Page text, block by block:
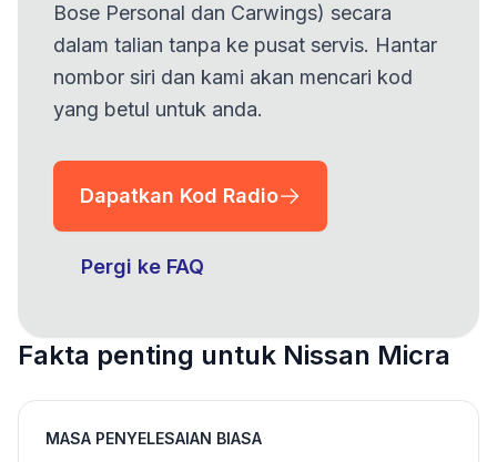
Bose Personal dan Carwings) secara
dalam talian tanpa ke pusat servis. Hantar
nombor siri dan kami akan mencari kod
yang betul untuk anda.
Dapatkan Kod Radio
Pergi ke FAQ
Fakta penting untuk Nissan Micra
MASA PENYELESAIAN BIASA